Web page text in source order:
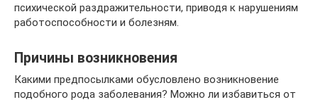
психической раздражительности, приводя к нарушениям
работоспособности и болезням.
Причины возникновения
Какими предпосылками обусловлено возникновение
подобного рода заболевания? Можно ли избавиться от